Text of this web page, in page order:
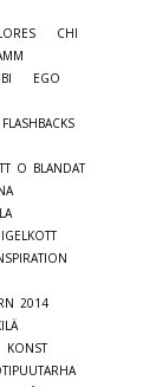
CHI
EGO
FLASHBACKS
O BLANDAT
IGELKOTT
2014
KONST